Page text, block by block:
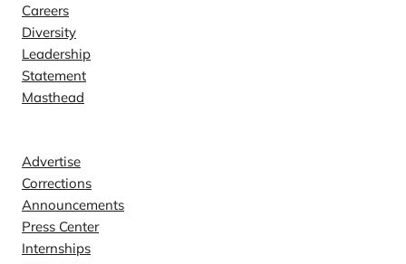
Careers
Diversity
Leadership
Statement
Masthead
Advertise
Corrections
Announcements
Press Center
Internships